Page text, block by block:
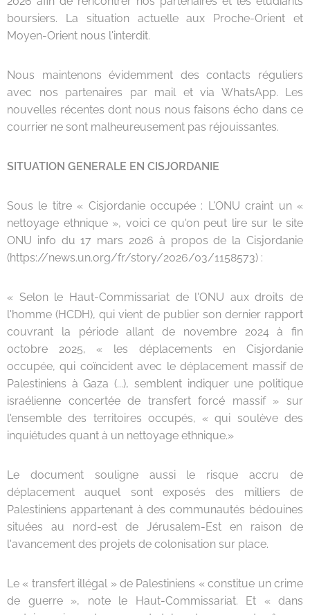
boursiers. La situation actuelle aux Proche-Orient et
Moyen-Orient nous l'interdit.
Nous maintenons évidemment des contacts réguliers
avec nos partenaires par mail et via WhatsApp. Les
nouvelles récentes dont nous nous faisons écho dans ce
courrier ne sont malheureusement pas réjouissantes.
SITUATION GENERALE EN CISJORDANIE
Sous le titre « Cisjordanie occupée : L'ONU craint un «
nettoyage ethnique », voici ce qu'on peut lire sur le site
ONU info du 17 mars 2026 à propos de la Cisjordanie
(https://news.un.org/fr/story/2026/03/1158573) :
« Selon le Haut-Commissariat de l'ONU aux droits de
l'homme (HCDH), qui vient de publier son dernier rapport
couvrant la période allant de novembre 2024 à fin
octobre 2025, « les déplacements en Cisjordanie
occupée, qui coïncident avec le déplacement massif de
Palestiniens à Gaza (...), semblent indiquer une politique
israélienne concertée de transfert forcé massif » sur
l'ensemble des territoires occupés, « qui soulève des
inquiétudes quant à un nettoyage ethnique.»
Le document souligne aussi le risque accru de
déplacement auquel sont exposés des milliers de
Palestiniens appartenant à des communautés bédouines
situées au nord-est de Jérusalem-Est en raison de
l'avancement des projets de colonisation sur place.
Le « transfert illégal » de Palestiniens « constitue un crime
de guerre », note le Haut-Commissariat. Et « dans